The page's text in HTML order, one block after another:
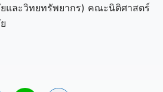
และวิทยทรัพยากร) คณะนิติศาสตร์